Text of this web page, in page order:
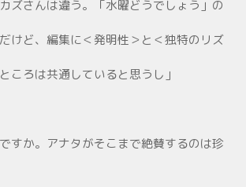
ズさんは違う。「水曜どうでしょう」の
けど、編集に＜発明性＞と＜独特のリズ
ころは共通していると思うし」
すか。アナタがそこまで絶賛するのは珍